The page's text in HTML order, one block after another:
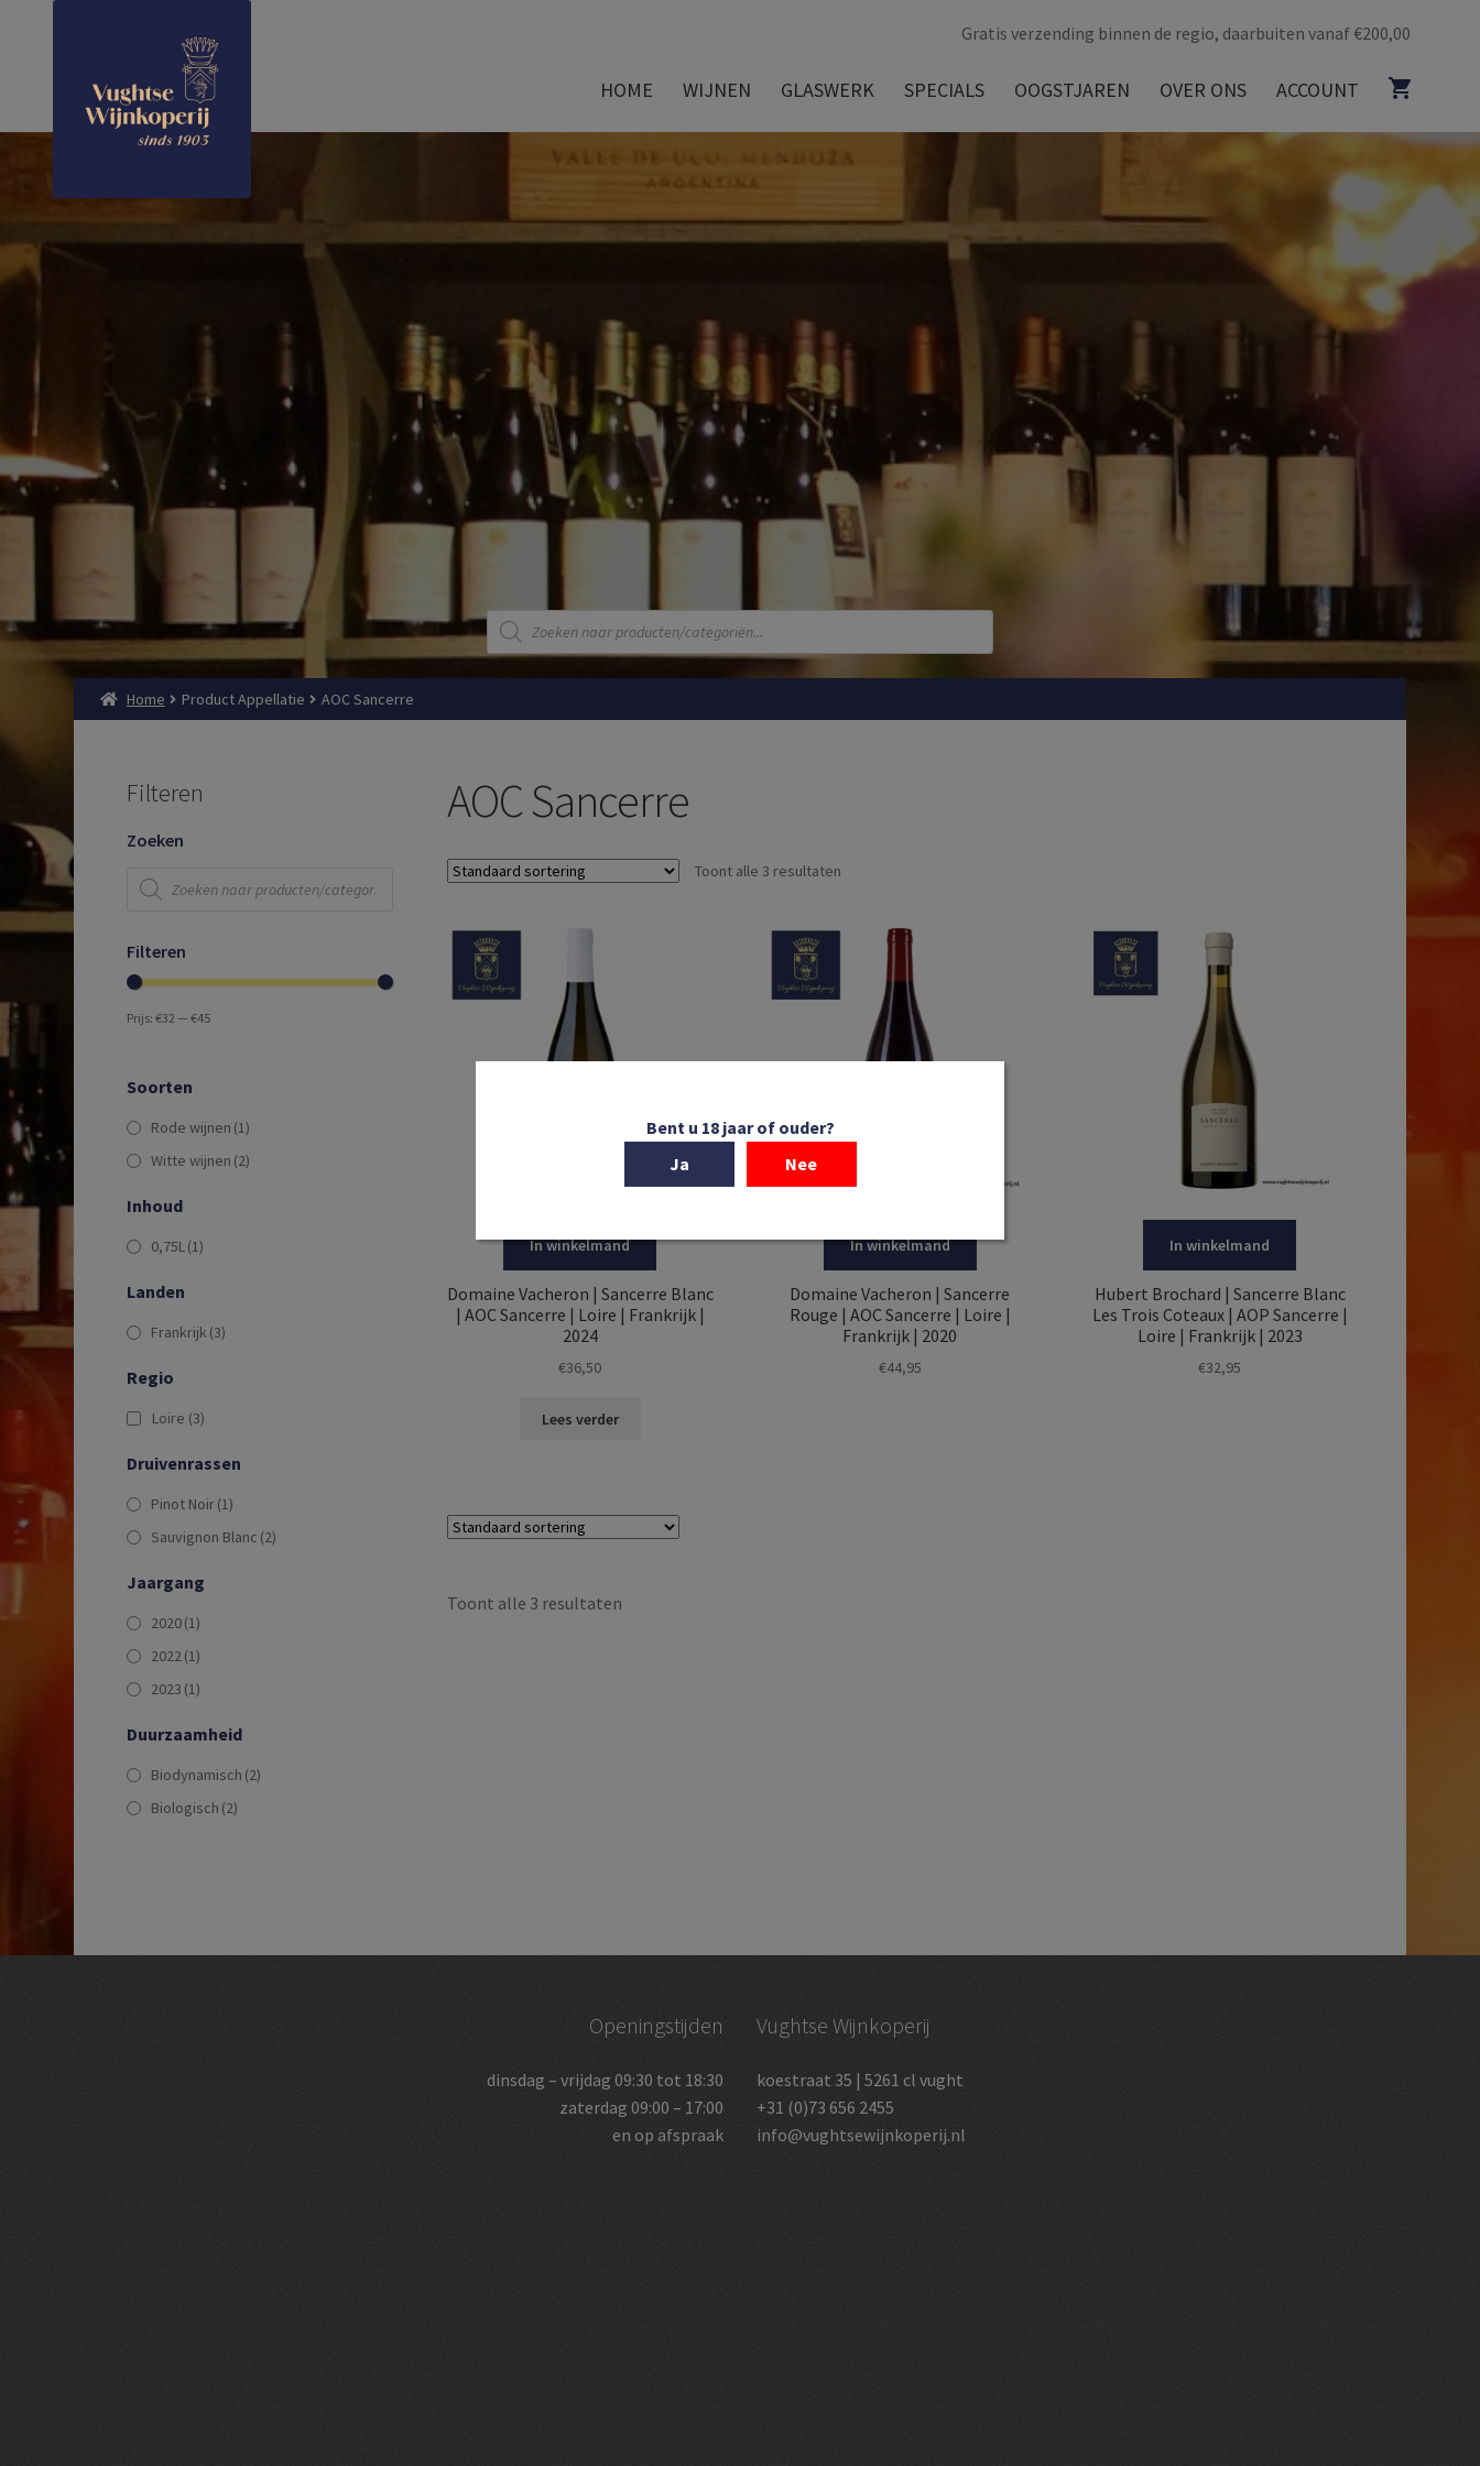
Gratis verzending binnen de regio, daarbuiten vanaf €200,00
HOME WIJNEN GLASWERK SPECIALS OOGSTJAREN OVER ONS ACCOUNT
Producten
zoeken
Home Product Appellatie AOC Sancerre
AOC Sancerre
Toont alle 3 resultaten
In winkelmand
Domaine Vacheron | Sancerre Blanc
| AOC Sancerre | Loire | Frankrijk |
2024
€36,50
Lees verder
In winkelmand
Domaine Vacheron | Sancerre
Rouge | AOC Sancerre | Loire |
Frankrijk | 2020
€44,95
In winkelmand
Hubert Brochard | Sancerre Blanc
Les Trois Coteaux | AOP Sancerre |
Loire | Frankrijk | 2023
€32,95
Toont alle 3 resultaten
Filteren
Zoeken
Producten
zoeken
Filteren
Prijs:€32 —€45
Soorten
Rode wijnen (1)
Witte wijnen (2)
Inhoud
0,75L(1)
Landen
Frankrijk (3)
Regio
Loire (3)
Druivenrassen
Pinot Noir(1)
Sauvignon Blanc (2)
Jaargang
2020(1)
2022(1)
2023 (1)
Duurzaamheid
Biodynamisch (2)
Biologisch (2)
Openingstijden
dinsdag – vrijdag 09:30 tot 18:30
zaterdag 09:00 – 17:00
en op afspraak
Vughtse Wijnkoperij
koestraat 35 | 5261 cl vught
+31 (0)73 656 2455
info@vughtsewijnkoperij.nl
Bent u 18 jaar of ouder?
Ja
Nee